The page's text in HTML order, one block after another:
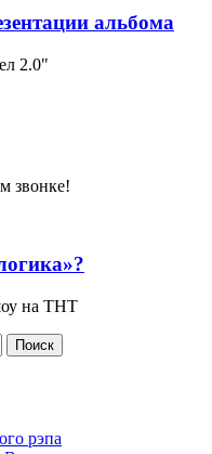
альбома
2.0"
звонке!
на ТНТ
рэпа